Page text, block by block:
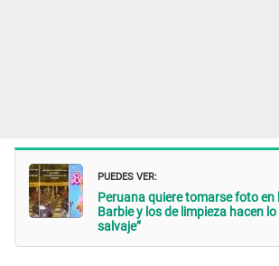
PUEDES VER:
Peruana quiere tomarse foto en
Barbie y los de limpieza hacen
salvaje”